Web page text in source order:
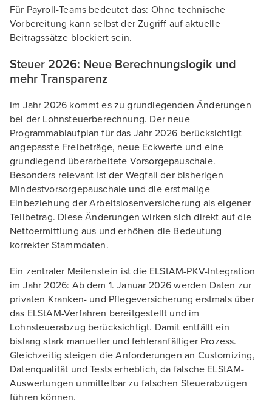
Für Payroll-Teams bedeutet das: Ohne technische
Vorbereitung kann selbst der Zugriff auf aktuelle
Beitragssätze blockiert sein.
Steuer 2026: Neue Berechnungslogik und
mehr Transparenz
Im Jahr 2026 kommt es zu grundlegenden Änderungen
bei der Lohnsteuerberechnung. Der neue
Programmablaufplan für das Jahr 2026 berücksichtigt
angepasste Freibeträge, neue Eckwerte und eine
grundlegend überarbeitete Vorsorgepauschale.
Besonders relevant ist der Wegfall der bisherigen
Mindestvorsorgepauschale und die erstmalige
Einbeziehung der Arbeitslosenversicherung als eigener
Teilbetrag. Diese Änderungen wirken sich direkt auf die
Nettoermittlung aus und erhöhen die Bedeutung
korrekter Stammdaten.
Ein zentraler Meilenstein ist die ELStAM-PKV-Integration
im Jahr 2026: Ab dem 1. Januar 2026 werden Daten zur
privaten Kranken- und Pflegeversicherung erstmals über
das ELStAM-Verfahren bereitgestellt und im
Lohnsteuerabzug berücksichtigt. Damit entfällt ein
bislang stark manueller und fehleranfälliger Prozess.
Gleichzeitig steigen die Anforderungen an Customizing,
Datenqualität und Tests erheblich, da falsche ELStAM-
Auswertungen unmittelbar zu falschen Steuerabzügen
führen können.